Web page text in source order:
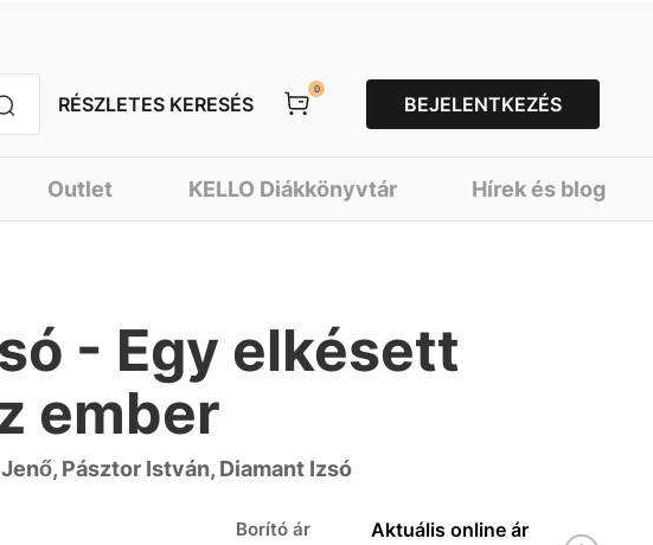
RÉSZLETES KERESÉS
0
BEJELENTKEZÉS
Outlet KELLO Diákkönyvtár Hírek és blog
- Egy elkésett
ember
Pásztor István, Diamant Izsó
Borító ár Aktuális online ár